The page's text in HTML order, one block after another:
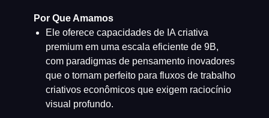
Por Que Amamos
Ele oferece capacidades de IA criativa
premium em uma escala eficiente de 9B,
com paradigmas de pensamento inovadores
que o tornam perfeito para fluxos de trabalho
criativos econômicos que exigem raciocínio
visual profundo.